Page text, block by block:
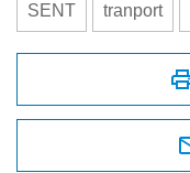
SENT tranport